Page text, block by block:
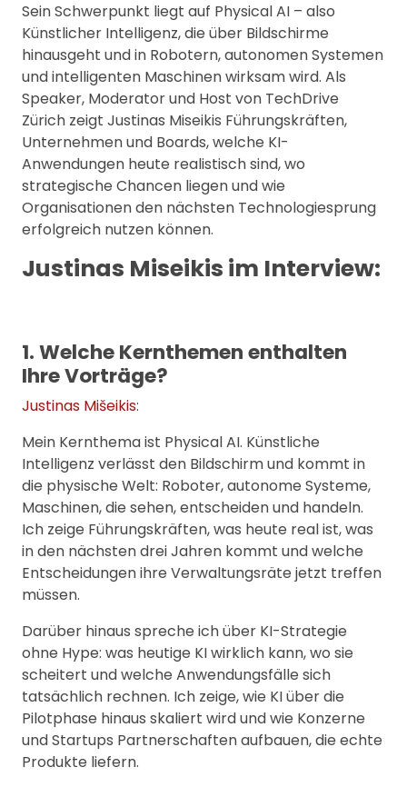
Sein Schwerpunkt liegt auf Physical AI – also
Künstlicher Intelligenz, die über Bildschirme
hinausgeht und in Robotern, autonomen Systemen
und intelligenten Maschinen wirksam wird. Als
Speaker, Moderator und Host von TechDrive
Zürich zeigt Justinas Miseikis Führungskräften,
Unternehmen und Boards, welche KI-
Anwendungen heute realistisch sind, wo
strategische Chancen liegen und wie
Organisationen den nächsten Technologiesprung
erfolgreich nutzen können.
Justinas Miseikis im Interview:
1. Welche Kernthemen enthalten
Ihre Vorträge?
Justinas Mišeikis:
Mein Kernthema ist Physical AI. Künstliche
Intelligenz verlässt den Bildschirm und kommt in
die physische Welt: Roboter, autonome Systeme,
Maschinen, die sehen, entscheiden und handeln.
Ich zeige Führungskräften, was heute real ist, was
in den nächsten drei Jahren kommt und welche
Entscheidungen ihre Verwaltungsräte jetzt treffen
müssen.
Darüber hinaus spreche ich über KI-Strategie
ohne Hype: was heutige KI wirklich kann, wo sie
scheitert und welche Anwendungsfälle sich
tatsächlich rechnen. Ich zeige, wie KI über die
Pilotphase hinaus skaliert wird und wie Konzerne
und Startups Partnerschaften aufbauen, die echte
Produkte liefern.